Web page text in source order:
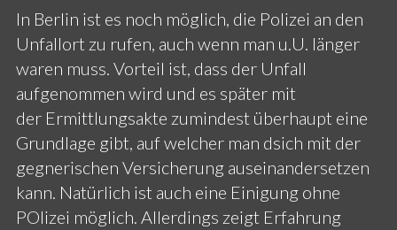
In Berlin ist es noch möglich, die Polizei an den
Unfallort zu rufen, auch wenn man u.U. länger
waren muss. Vorteil ist, dass der Unfall
aufgenommen wird und es später mit
der Ermittlungsakte zumindest überhaupt eine
Grundlage gibt, auf welcher man dsich mit der
gegnerischen Versicherung auseinandersetzen
kann. Natürlich ist auch eine Einigung ohne
POlizei möglich. Allerdings zeigt Erfahrung